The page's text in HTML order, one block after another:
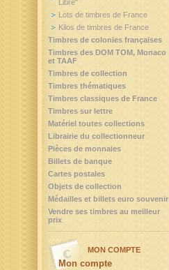
Libre"
Lots de timbres de France
Kilos de timbres de France
Timbres de colonies françaises
Timbres des DOM TOM, Monaco
et TAAF
Timbres de collection
Timbres thématiques
Timbres classiques de France
Timbres sur lettre
Matériel toutes collections
Librairie du collectionneur
Pièces de monnaies
Billets de banque
Cartes postales
Objets de collection
Médailles et billets euro souvenir
Vendre ses timbres au meilleur
prix
MON COMPTE
Mon compte